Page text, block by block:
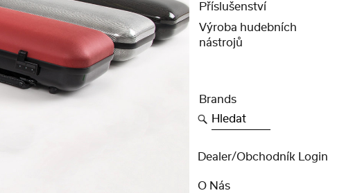
Příslušenství
Výroba hudebních
nástrojů
Brands
Hledat
Dealer/obchodník Login
O Nás